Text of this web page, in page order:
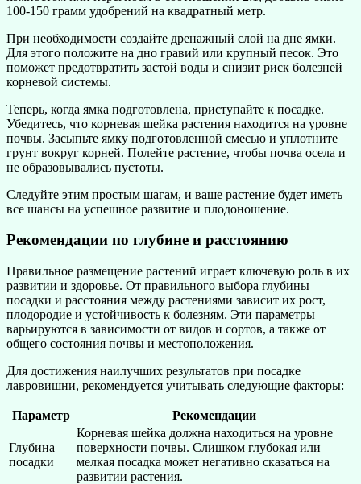
100-150 грамм удобрений на квадратный метр.
При необходимости создайте дренажный слой на дне ямки.
Для этого положите на дно гравий или крупный песок. Это
поможет предотвратить застой воды и снизит риск болезней
корневой системы.
Теперь, когда ямка подготовлена, приступайте к посадке.
Убедитесь, что корневая шейка растения находится на уровне
почвы. Засыпьте ямку подготовленной смесью и уплотните
грунт вокруг корней. Полейте растение, чтобы почва осела и
не образовывались пустоты.
Следуйте этим простым шагам, и ваше растение будет иметь
все шансы на успешное развитие и плодоношение.
Рекомендации по глубине и расстоянию
Правильное размещение растений играет ключевую роль в их
развитии и здоровье. От правильного выбора глубины
посадки и расстояния между растениями зависит их рост,
плодородие и устойчивость к болезням. Эти параметры
варьируются в зависимости от видов и сортов, а также от
общего состояния почвы и местоположения.
Для достижения наилучших результатов при посадке
лавровишни, рекомендуется учитывать следующие факторы:
Параметр Рекомендации
Глубина
посадки
Корневая шейка должна находиться на уровне
поверхности почвы. Слишком глубокая или
мелкая посадка может негативно сказаться на
развитии растения.